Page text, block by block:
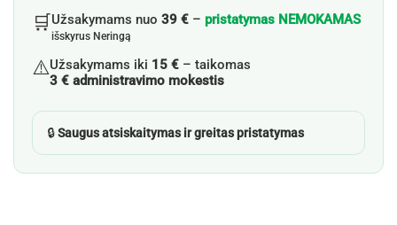
🛒Užsakymams nuo 39 € – pristatymas NEMOKAMAS
išskyrus Neringą
⚠️Užsakymams iki 15 € – taikomas
3 € administravimo mokestis
🔒Saugus atsiskaitymas ir greitas pristatymas